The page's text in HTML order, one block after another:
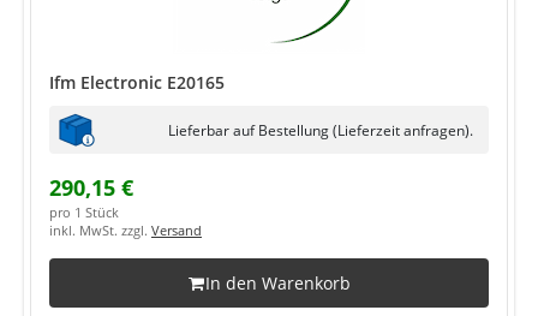
Ifm Electronic E20165
Lieferbar auf Bestellung (Lieferzeit anfragen).
290,15 €
pro 1 Stück
inkl. MwSt. zzgl. Versand
In den Warenkorb